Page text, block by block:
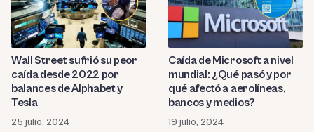
Wall Street sufrió su peor
caída desde 2022 por
balances de Alphabet y
Tesla
25 julio, 2024
Caída de Microsoft a nivel
mundial: ¿Qué pasó y por
qué afectó a aerolíneas,
bancos y medios?
19 julio, 2024